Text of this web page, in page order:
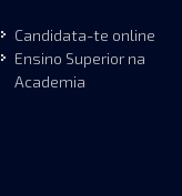
Candidata-te online
Ensino Superior na
Academia